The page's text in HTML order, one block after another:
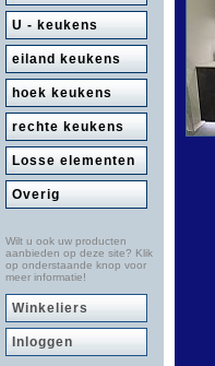
U - keukens
eiland keukens
hoek keukens
rechte keukens
Losse elementen
Overig
Wilt u ook uw producten
aanbieden op deze site? Klik
op onderstaande knop voor
meer informatie!
Winkeliers
Inloggen